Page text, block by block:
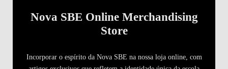
Nova SBE Online Merchandising
Store
Incorporar o espírito da Nova SBE na nossa loja online, com